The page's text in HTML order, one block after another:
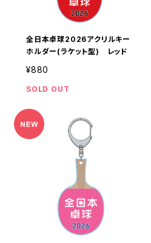
全日本卓球2026アクリルキー
ホルダー(ラケット型) レッド
¥880
SOLD OUT